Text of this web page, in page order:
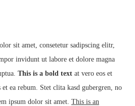
sit amet, consetetur sadipscing elitr,
invidunt ut labore et dolore magna
This is a bold text at vero eos et
et ea rebum. Stet clita kasd gubergren, no
ipsum dolor sit amet. This is an